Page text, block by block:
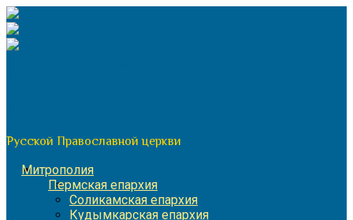
Перейти
к
содержимому
Русской Православной церкви
Митрополия
Пермская епархия
Соликамская епархия
Кудымкарская епархия